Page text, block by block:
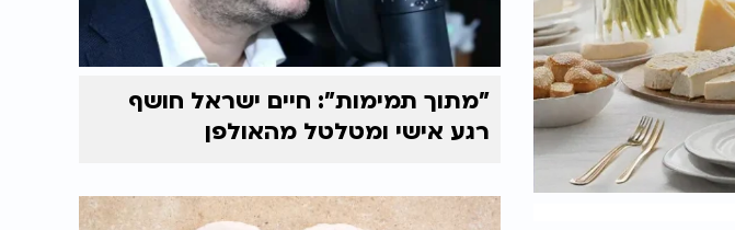
"מתוך תמימות": חיים ישראל חושף
רגע אישי ומטלטל מהאולפן